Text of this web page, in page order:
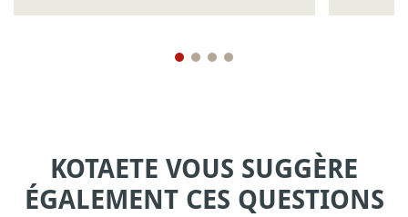
KOTAETE VOUS SUGGÈRE
ÉGALEMENT CES QUESTIONS